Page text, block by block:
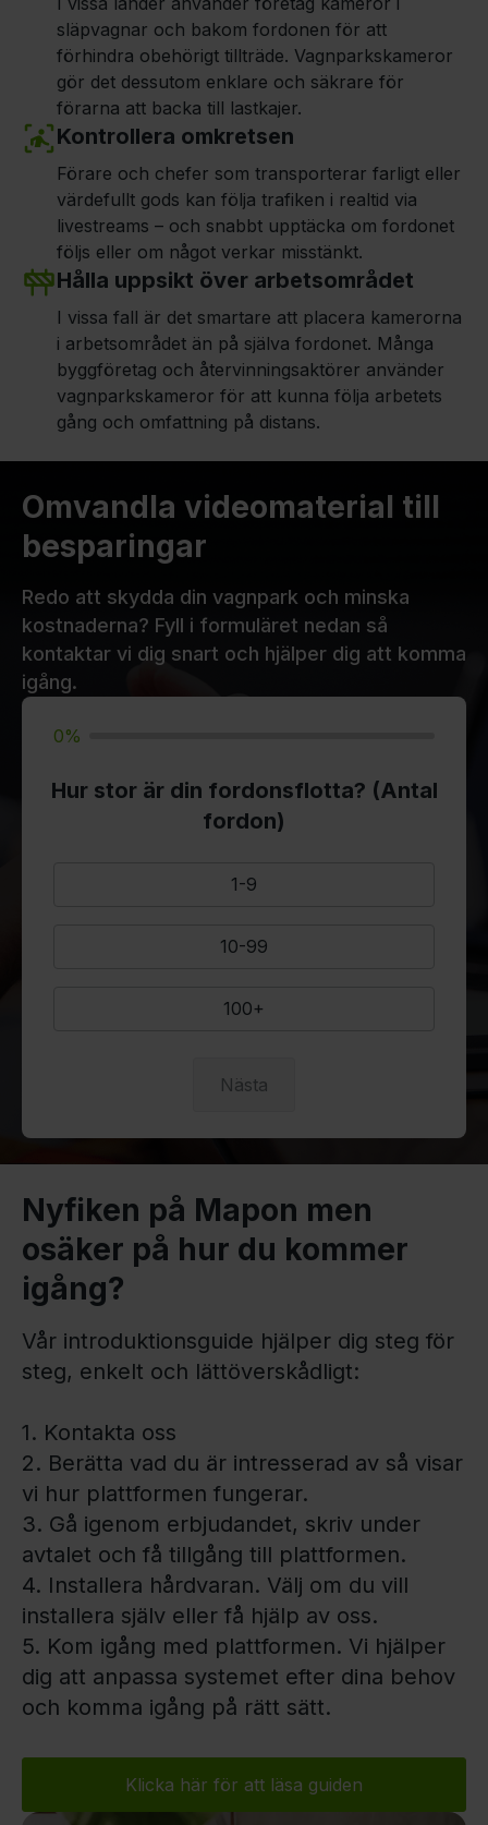
släpvagnar och bakom fordonen för att
förhindra obehörigt tillträde. Vagnparkskameror
gör det dessutom enklare och säkrare för
förarna att backa till lastkajer.
Kontrollera omkretsen
Förare och chefer som transporterar farligt eller
värdefullt gods kan följa trafiken i realtid via
livestreams – och snabbt upptäcka om fordonet
följs eller om något verkar misstänkt.
Hålla uppsikt över arbetsområdet
I vissa fall är det smartare att placera kamerorna
i arbetsområdet än på själva fordonet. Många
byggföretag och återvinningsaktörer använder
vagnparkskameror för att kunna följa arbetets
gång och omfattning på distans.
Omvandla videomaterial till
besparingar
Redo att skydda din vagnpark och minska
kostnaderna? Fyll i formuläret nedan så
kontaktar vi dig snart och hjälper dig att komma
igång.
0%
Hur stor är din fordonsflotta? (Antal
fordon)
1-9
10-99
100+
Nästa
Nyfiken på Mapon men
osäker på hur du kommer
igång?
Vår introduktionsguide hjälper dig steg för
steg, enkelt och lättöverskådligt:
1. Kontakta oss
2. Berätta vad du är intresserad av så visar
vi hur plattformen fungerar.
3. Gå igenom erbjudandet, skriv under
avtalet och få tillgång till plattformen.
4. Installera hårdvaran. Välj om du vill
installera själv eller få hjälp av oss.
5. Kom igång med plattformen. Vi hjälper
dig att anpassa systemet efter dina behov
och komma igång på rätt sätt.
Klicka här för att läsa guiden